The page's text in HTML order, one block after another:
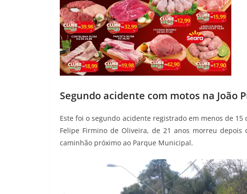
Segundo acidente com motos na João
Este foi o segundo acidente registrado em menos de
Felipe Firmino de Oliveira, de 21 anos morreu
caminhão próximo ao Parque Municipal.